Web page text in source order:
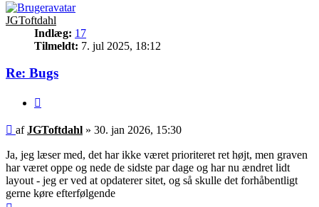
JGToftdahl
Indlæg: 17
Tilmeldt: 7. jul 2025, 18:12
Re: Bugs
Indlæg
afJGToftdahl » 30. jan 2026, 15:30
Ja, jeg læser med, det har ikke været prioriteret ret højt, men graven
har været oppe og nede de sidste par dage og har nu ændret lidt
layout - jeg er ved at opdaterer sitet, og så skulle det forhåbentligt
gerne køre efterfølgende